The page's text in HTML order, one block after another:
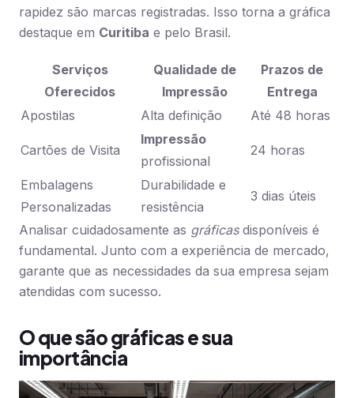
rapidez são marcas registradas. Isso torna a gráfica
destaque em Curitiba e pelo Brasil.
Serviços
Oferecidos
Qualidade de
Impressão
Prazos de
Entrega
Apostilas
Alta definição Até 48 horas
Cartões de Visita
Impressão
profissional
24 horas
Embalagens
Personalizadas
Durabilidade e
resistência
3 dias úteis
Analisar cuidadosamente as gráficasdisponíveis é
fundamental. Junto com a experiência de mercado,
garante que as necessidades da sua empresa sejam
atendidas com sucesso.
O que são gráficas e sua
importância